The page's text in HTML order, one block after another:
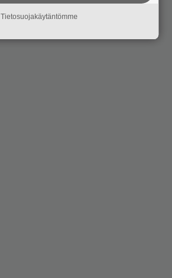
Tietosuojakäytäntömme